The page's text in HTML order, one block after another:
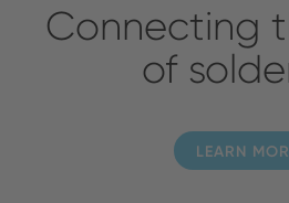
Connecting
of
LEARN